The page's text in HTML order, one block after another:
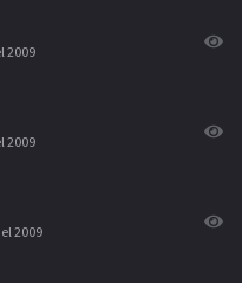
2009
2009
2009